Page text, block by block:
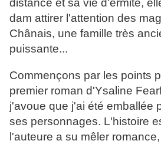
distance et sa vie d'ermite,
dam attirer l'attention des
Chânais, une famille très
puissante...
Commençons par les points
premier roman d'Ysaline
j'avoue que j'ai été emballée
ses personnages. L'histoire
l'auteure a su mêler